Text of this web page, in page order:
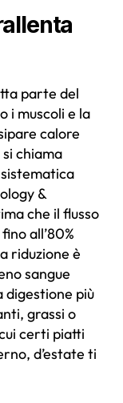
parte del
i muscoli e la
calore
chiama
&
che il flusso
all’80%
riduzione è
sangue
digestione più
grassi o
certi piatti
d’estate ti